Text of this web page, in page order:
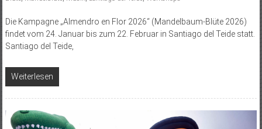
Die Kampagne „Almendro en Flor 2026“ (Mandelbaum-Blüte 2026)
findet vom 24. Januar bis zum 22. Februar in Santiago del Teide statt.
Santiago del Teide,
Weiterlesen